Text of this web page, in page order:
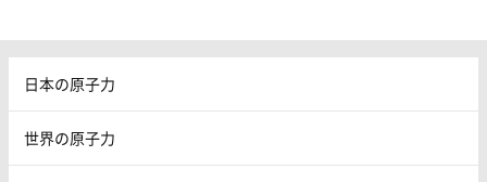
日本の原子力
世界の原子力